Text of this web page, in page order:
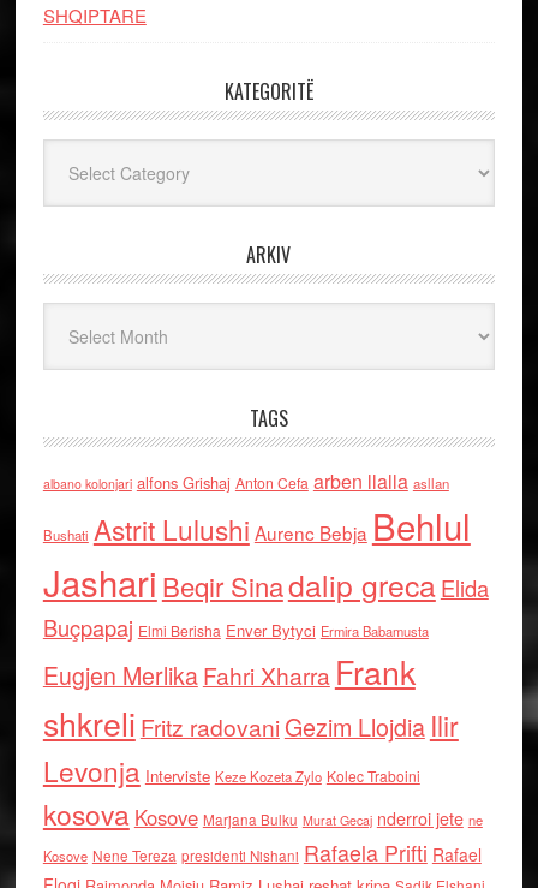
SHQIPTARE
KATEGORITË
ARKIV
TAGS
albano kolonjari alfons Grishaj Anton Cefa arben llalla asllan
Bushati Astrit Lulushi Aurenc Bebja Behlul
Jashari Beqir Sinadalip grecaElida
Buçpapaj Elmi Berisha Enver Bytyci Ermira Babamusta
Eugjen MerlikaFahri Xharra Frank
shkreli Fritz radovaniGezim Llojdia Ilir
Levonja Interviste Keze Kozeta Zylo Kolec Traboini
kosova Kosove Marjana Bulku Murat Gecaj nderroi jete ne
Kosove Nene Tereza presidenti Nishani Rafaela Prifti Rafael